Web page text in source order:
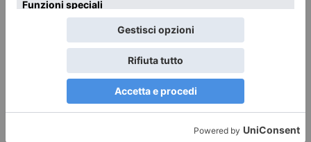
Lite sulla strada, poi l’auto contro il gruppo: sei ciclisti feriti
Una discussione nata per motivi apparentemente banali si è trasformata